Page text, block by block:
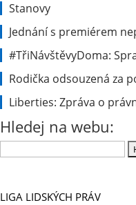
Stanovy
Jednání s premiérem
#TřiNávštěvyDoma:
Rodička odsouzená za
Liberties: Zpráva o
Hledej na webu:
Vyhledávání
LIGA LIDSKÝCH PRÁV